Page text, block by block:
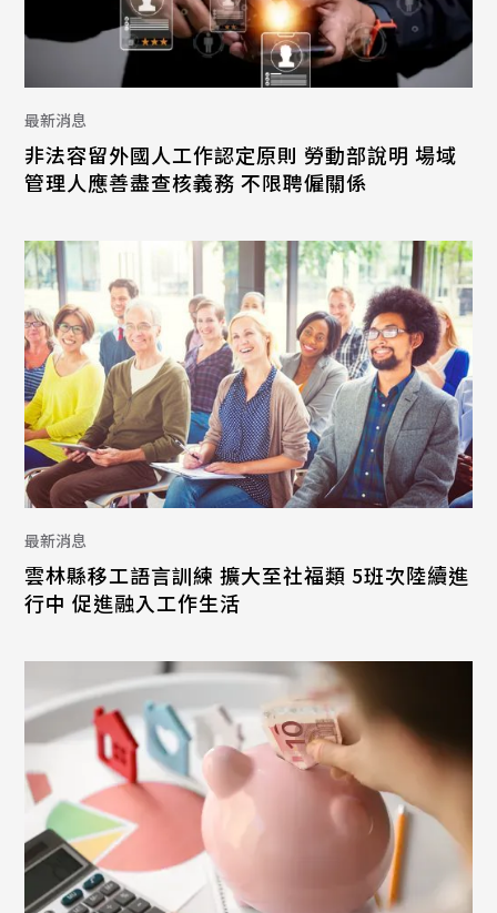
最新消息
非法容留外國人工作認定原則 勞動部說明 場域
管理人應善盡查核義務 不限聘僱關係
最新消息
雲林縣移工語言訓練 擴大至社福類 5班次陸續進
行中 促進融入工作生活